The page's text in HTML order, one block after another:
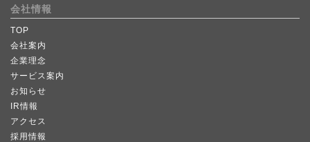
会社情報
TOP
会社案内
企業理念
サービス案内
お知らせ
IR情報
アクセス
採用情報